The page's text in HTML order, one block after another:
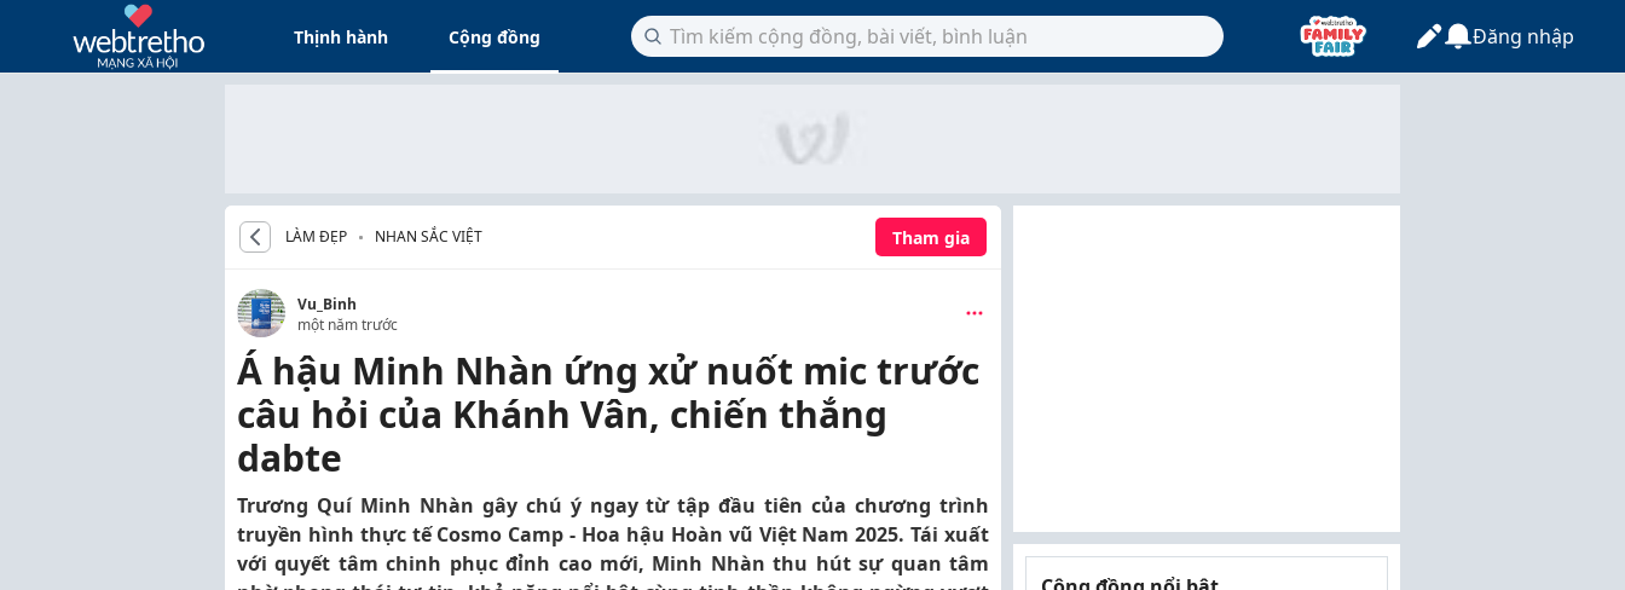
Thịnh hành Cộng đồng Đăng nhập
LÀM ĐẸP NHAN SẮC VIỆT Tham gia
Vu_Binh
một năm trước
Á hậu Minh Nhàn ứng xử nuốt mic trước
câu hỏi của Khánh Vân, chiến thắng
dabte
Trương Quí Minh Nhàn gây chú ý ngay từ tập đầu tiên của chương trình
truyền hình thực tế Cosmo Camp - Hoa hậu Hoàn vũ Việt Nam 2025. Tái xuất
với quyết tâm chinh phục đỉnh cao mới, Minh Nhàn thu hút sự quan tâm